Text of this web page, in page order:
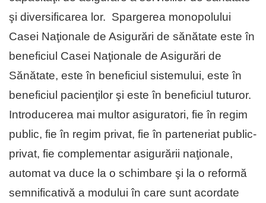
şi diversificarea lor. Spargerea monopolului
Casei Naţionale de Asigurări de sănătate este în
beneficiul Casei Naţionale de Asigurări de
Sănătate, este în beneficiul sistemului, este în
beneficiul pacienţilor şi este în beneficiul tuturor.
Introducerea mai multor asiguratori, fie în regim
public, fie în regim privat, fie în parteneriat public-
privat, fie complementar asigurării naţionale,
automat va duce la o schimbare şi la o reformă
semnificativă a modului în care sunt acordate